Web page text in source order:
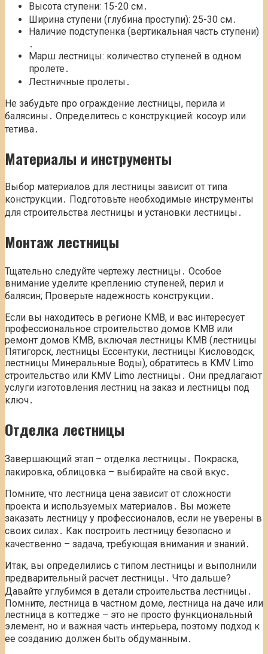
Высота ступени: 15-20 см․
Ширина ступени (глубина проступи): 25-30 см․
Наличие подступенка (вертикальная часть ступени)
․
Марш лестницы: количество ступеней в одном
пролете․
Лестничные пролеты․
Не забудьте про ограждение лестницы, перила и
балясины․ Определитесь с конструкцией: косоур или
тетива․
Материалы и инструменты
Выбор материалов для лестницы зависит от типа
конструкции․ Подготовьте необходимые инструменты
для строительства лестницы и установки лестницы․
Монтаж лестницы
Тщательно следуйте чертежу лестницы․ Особое
внимание уделите креплению ступеней, перил и
балясин; Проверьте надежность конструкции․
Если вы находитесь в регионе КМВ, и вас интересует
профессиональное строительство домов КМВ или
ремонт домов КМВ, включая лестницы КМВ (лестницы
Пятигорск, лестницы Ессентуки, лестницы Кисловодск,
лестницы Минеральные Воды), обратитесь в KMV Limo
строительство или KMV Limo лестницы․ Они предлагают
услуги изготовления лестниц на заказ и лестницы под
ключ․
Отделка лестницы
Завершающий этап – отделка лестницы․ Покраска,
лакировка, облицовка – выбирайте на свой вкус․
Помните, что лестница цена зависит от сложности
проекта и используемых материалов․ Вы можете
заказать лестницу у профессионалов, если не уверены в
своих силах․ Как построить лестницу безопасно и
качественно – задача, требующая внимания и знаний․
Итак, вы определились с типом лестницы и выполнили
предварительный расчет лестницы․ Что дальше?
Давайте углубимся в детали строительства лестницы․
Помните, лестница в частном доме, лестница на даче или
лестница в коттедже – это не просто функциональный
элемент, но и важная часть интерьера, поэтому подход к
ее созданию должен быть обдуманным․